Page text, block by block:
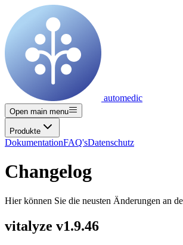
automedic
Open main menu
Produkte
DokumentationFAQ'sDatenschutz
Changelog
Hier können Sie die neusten Änderungen an
vitalyze v1.9.46